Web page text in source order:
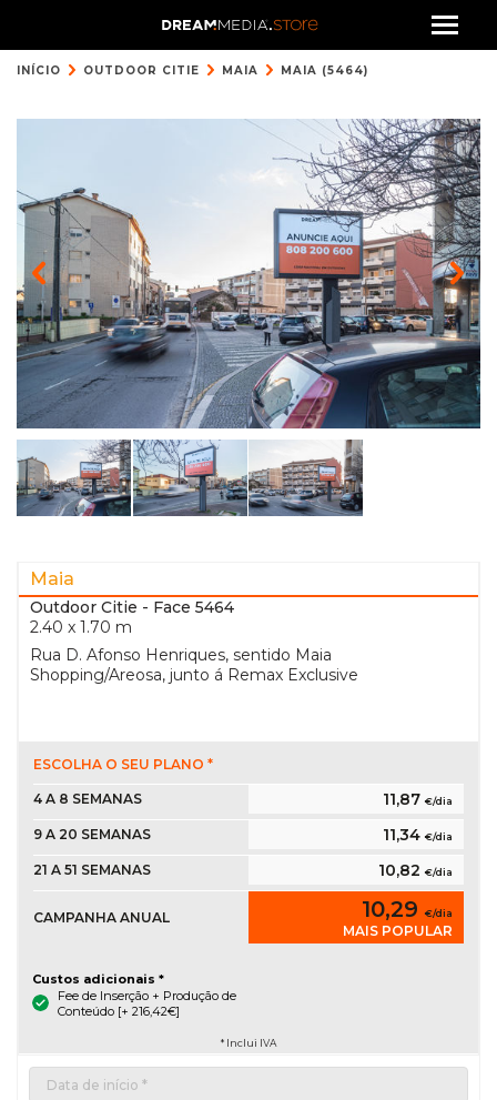
INÍCIO OUTDOOR CITIE MAIA MAIA (5464)
Maia
Outdoor Citie - Face 5464
2.40 x 1.70 m
Rua D. Afonso Henriques, sentido Maia
Shopping/Areosa, junto á Remax Exclusive
ESCOLHA O SEU PLANO *
4 A 8 SEMANAS 11,87 €/dia
9 A 20 SEMANAS 11,34 €/dia
21 A 51 SEMANAS 10,82 €/dia
CAMPANHA ANUAL 10,29 €/dia
MAIS POPULAR
Custos adicionais *
Fee de Inserção + Produção de
Conteúdo [+ 216,42€]
* Inclui IVA